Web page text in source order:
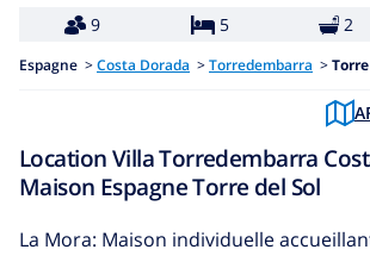
9
5 2
Espagne > Costa Dorada > Torredembarra >
Location Villa Torredembarra
Maison Espagne Torre del Sol
La Mora: Maison individuelle